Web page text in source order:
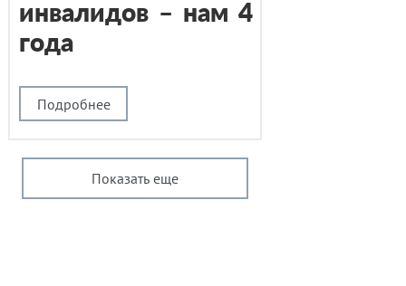
Подробнее
инвалидов – нам 4
года
Показать еще